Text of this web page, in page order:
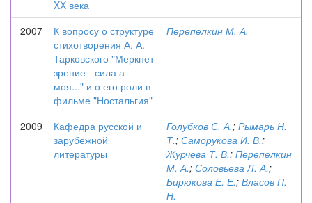
XX века
2007
К вопросу о структуре
стихотворения А. А.
Тарковского "Меркнет
зрение - сила а
моя..." и о его роли в
фильме "Ностальгия"
Перепелкин М. А.
2009
Кафедра русской и
зарубежной
литературы
Голубков С. А.; Рымарь Н.
Т.; Саморукова И. В.;
Журчева Т. В.; Перепелкин
М. А.; Соловьева Л. А.;
Бирюкова Е. Е.; Власов П.
Н.